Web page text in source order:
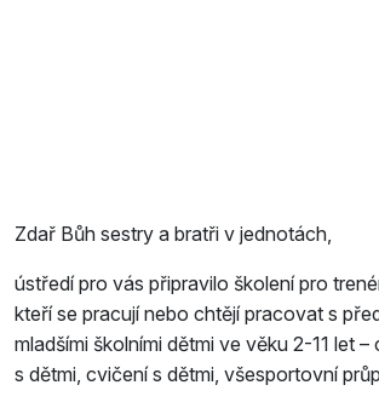
Zdař Bůh sestry a bratři v jednotách,
ústředí pro vás připravilo školení pro
kteří se pracují nebo chtějí pracovat s
mladšími školními dětmi ve věku 2-11 let
s dětmi, cvičení s dětmi, všesportovní